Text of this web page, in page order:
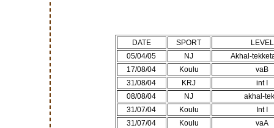
DATE SPORT
LEVEL
05/04/05
NJ
Akhal-
17/08/04
Koulu
vaB
31/08/04
KRJ
int I
08/08/04
NJ
akhal-
31/07/04
Koulu
Int I
31/07/04
Koulu
vaA